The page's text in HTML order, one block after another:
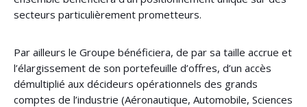
secteurs particulièrement prometteurs.
Par ailleurs le Groupe bénéficiera, de par sa taille accrue et
l’élargissement de son portefeuille d’offres, d’un accès
démultiplié aux décideurs opérationnels des grands
comptes de l’industrie (Aéronautique, Automobile, Sciences